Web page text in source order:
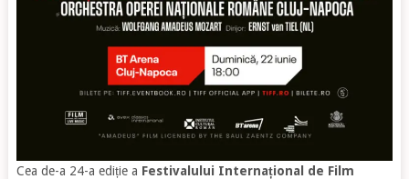
Cea de-a 24-a ediție a Festivalului Internațional de Film